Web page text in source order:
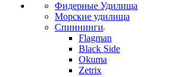
Фидерные Удилища
Морские удилища
Спиннинги
Flagman
Black Side
Okuma
Zetrix